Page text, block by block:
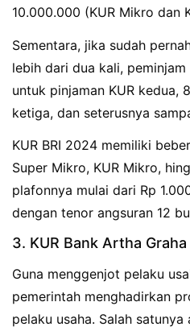
10.000.000 (KUR Mikro dan
Sementara, jika sudah
lebih dari dua kali,
untuk pinjaman KUR kedua,
ketiga, dan seterusnya
KUR BRI 2024 memiliki
Super Mikro, KUR Mikro,
plafonnya mulai dari Rp
dengan tenor angsuran 12
3. KUR Bank Artha Graha
Guna menggenjot pelaku
pemerintah menghadirkan
pelaku usaha. Salah satunya